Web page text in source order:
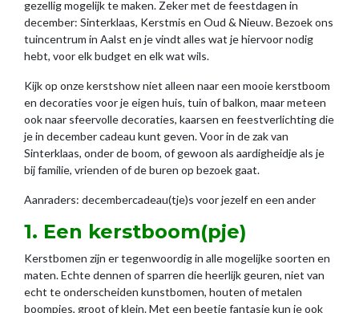
gezellig mogelijk te maken. Zeker met de feestdagen in
december: Sinterklaas, Kerstmis en Oud & Nieuw. Bezoek ons
tuincentrum in Aalst en je vindt alles wat je hiervoor nodig
hebt, voor elk budget en elk wat wils.
Kijk op onze kerstshow niet alleen naar een mooie kerstboom
en decoraties voor je eigen huis, tuin of balkon, maar meteen
ook naar sfeervolle decoraties, kaarsen en feestverlichting die
je in december cadeau kunt geven. Voor in de zak van
Sinterklaas, onder de boom, of gewoon als aardigheidje als je
bij familie, vrienden of de buren op bezoek gaat.
Aanraders: decembercadeau(tje)s voor jezelf en een ander
1. Een kerstboom(pje)
Kerstbomen zijn er tegenwoordig in alle mogelijke soorten en
maten. Echte dennen of sparren die heerlijk geuren, niet van
echt te onderscheiden kunstbomen, houten of metalen
boompjes, groot of klein. Met een beetje fantasie kun je ook